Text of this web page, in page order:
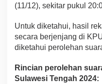
(11/12), sekitar pukul
Untuk diketahui, hasil
secara berjenjang di
diketahui perolehan
Rincian perolehan
Sulawesi Tengah 2024: